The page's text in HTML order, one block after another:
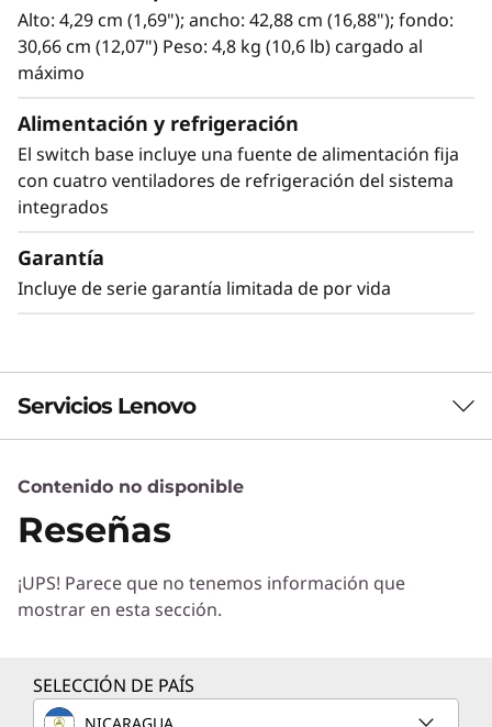
0
S
demanda con la tecnología más reciente.
Seguridad mejorada para cargas de
trabajo de misión crítica
Alto: 4,29 cm (1,69"); ancho: 42,88 cm (16,88"); fondo:
30,66 cm (12,07") Peso: 4,8 kg (10,6 lb) cargado al
máximo
Alimentación y refrigeración
El switch base incluye una fuente de alimentación fija
con cuatro ventiladores de refrigeración del sistema
integrados
Garantía
Incluye de serie garantía limitada de por vida
Servicios Lenovo
Servicios de Soluciones
Diseñe la mejor estrategia para su empresa.
correcta para sus exclusivas necesidades
empresariales.
Contenido no disponible
Reseñas
¡UPS! Parece que no tenemos información que
mostrar en esta sección.
SELECCIÓN DE PAÍS
NICARAGUA